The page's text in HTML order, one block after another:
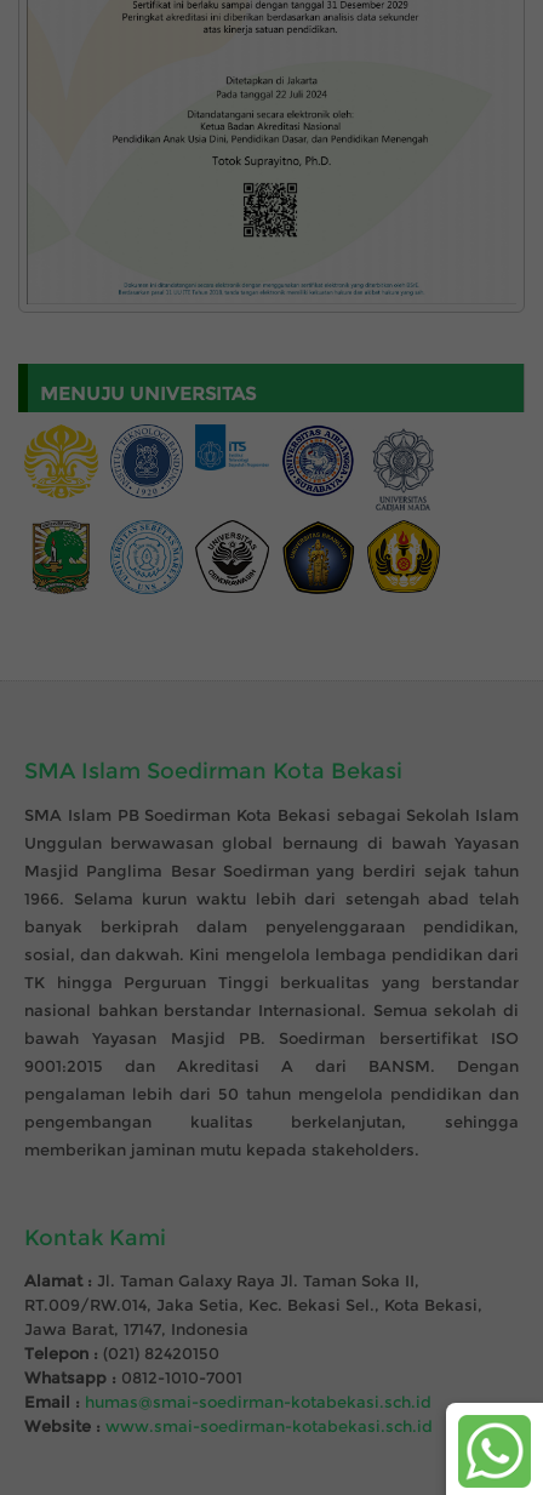
MENUJU UNIVERSITAS
SMA Islam Soedirman Kota Bekasi
SMA Islam PB Soedirman Kota Bekasi sebagai Sekolah Islam
Unggulan berwawasan global bernaung di bawah Yayasan
Masjid Panglima Besar Soedirman yang berdiri sejak tahun
1966. Selama kurun waktu lebih dari setengah abad telah
banyak berkiprah dalam penyelenggaraan pendidikan,
sosial, dan dakwah. Kini mengelola lembaga pendidikan dari
TK hingga Perguruan Tinggi berkualitas yang berstandar
nasional bahkan berstandar Internasional. Semua sekolah di
bawah Yayasan Masjid PB. Soedirman bersertifikat ISO
9001:2015 dan Akreditasi A dari BANSM. Dengan
pengalaman lebih dari 50 tahun mengelola pendidikan dan
pengembangan kualitas berkelanjutan, sehingga
memberikan jaminan mutu kepada stakeholders.
Kontak Kami
Alamat : Jl. Taman Galaxy Raya Jl. Taman Soka II,
RT.009/RW.014, Jaka Setia, Kec. Bekasi Sel., Kota Bekasi,
Jawa Barat, 17147, Indonesia
Telepon : (021) 82420150
Whatsapp : 0812-1010-7001
Email : humas@smai-soedirman-kotabekasi.sch.id
Website : www.smai-soedirman-kotabekasi.sch.id